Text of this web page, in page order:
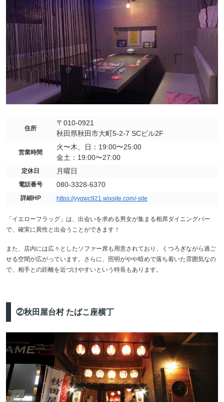
住所
〒010-0921
秋田県秋田市大町5-2-7 SCビル2F
営業時間
火〜木、日：19:00〜25:00
金土：19:00〜27:00
定休日 月曜日
電話番号 080-3328-6370
詳細HP https://yyqwc921.wixsite.com/-site
「イエローフラッグ」は、出会いを求める男女が集まる相席ダイニングバー
で、確実に異性と出会うことができます！
また、店内には広々としたソファー席も用意されており、くつろぎながら過ご
せる空間が広がっています。さらに、照明がやや暗めで落ち着いた雰囲気なの
で、相手との距離を近づけやすいという特長もあります。
②秋田屋台村 たばこ座横丁